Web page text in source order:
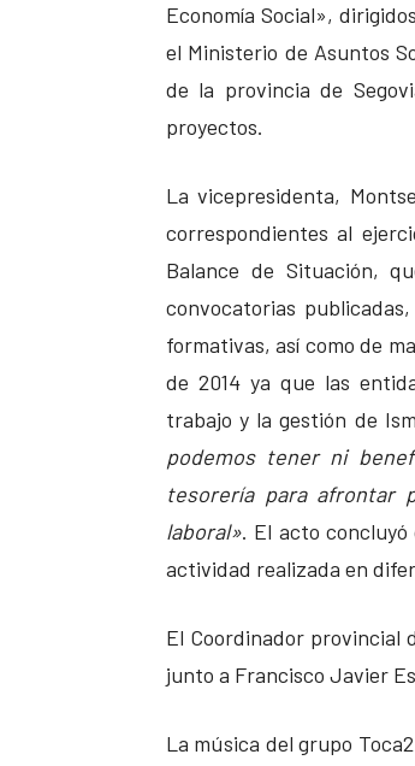
Economía Social»,
el Ministerio de Asuntos
de la provincia de
proyectos.
La vicepresidenta,
correspondientes al
Balance de Situación,
convocatorias
formativas, así como de
de 2014 ya que las
trabajo y la gestión de
podemos tener ni
tesorería para afrontar
laboral». El acto
actividad realizada en
El Coordinador provincial
junto a Francisco Javier
La música del grupo